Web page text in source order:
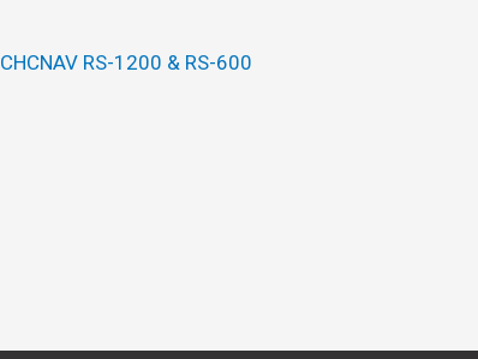
CHCNAV RS-1200 & RS-600